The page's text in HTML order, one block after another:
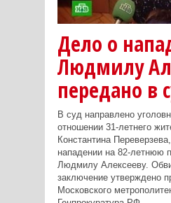
Дело о
Людмилу
передано в
В суд направлено
отношении 31-летнего
Константина
нападении на 82-летнюю
Людмилу Алексееву.
заключение утверждено
Московского